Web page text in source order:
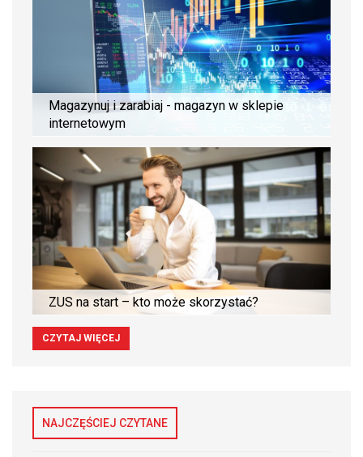
Magazynuj i zarabiaj - magazyn w sklepie
internetowym
ZUS na start – kto może skorzystać?
CZYTAJ WIĘCEJ
NAJCZĘŚCIEJ CZYTANE